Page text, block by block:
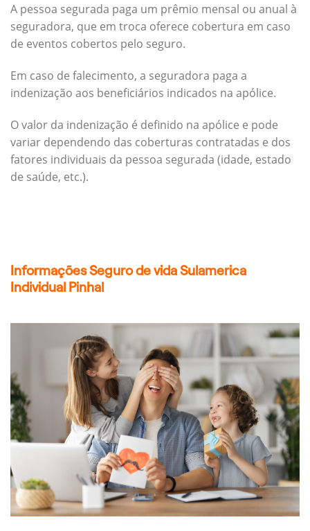
A pessoa segurada paga um prêmio mensal ou anual à
seguradora, que em troca oferece cobertura em caso
de eventos cobertos pelo seguro.
Em caso de falecimento, a seguradora paga a
indenização aos beneficiários indicados na apólice.
O valor da indenização é definido na apólice e pode
variar dependendo das coberturas contratadas e dos
fatores individuais da pessoa segurada (idade, estado
de saúde, etc.).
Informações Seguro de vida Sulamerica
Individual Pinhal